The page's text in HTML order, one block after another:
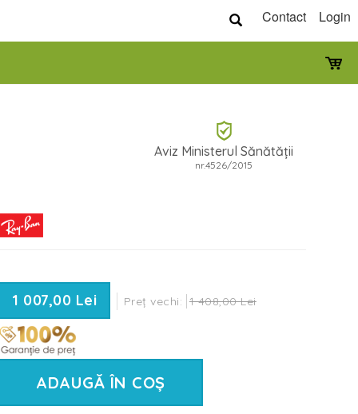
Contact Login
Aviz Ministerul Sănătății
nr.4526/2015
1 007,00 Lei Preț vechi: 1 408,00 Lei
ADAUGĂ ÎN COȘ